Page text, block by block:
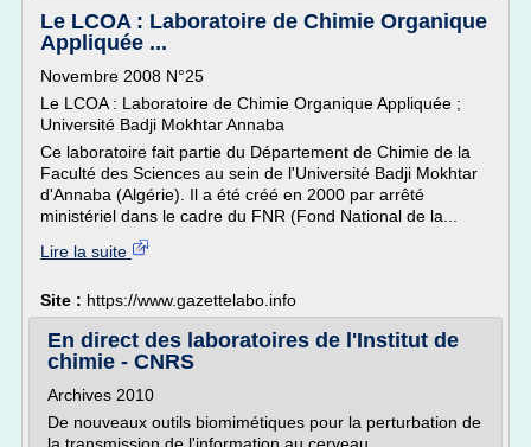
Le LCOA : Laboratoire de Chimie Organique
Appliquée ...
Novembre 2008 N°25
Le LCOA : Laboratoire de Chimie Organique Appliquée ;
Université Badji Mokhtar Annaba
Ce laboratoire fait partie du Département de Chimie de la
Faculté des Sciences au sein de l'Université Badji Mokhtar
d'Annaba (Algérie). Il a été créé en 2000 par arrêté
ministériel dans le cadre du FNR (Fond National de la...
Lire la suite
Site : https://www.gazettelabo.info
En direct des laboratoires de l'Institut de
chimie - CNRS
Archives 2010
De nouveaux outils biomimétiques pour la perturbation de